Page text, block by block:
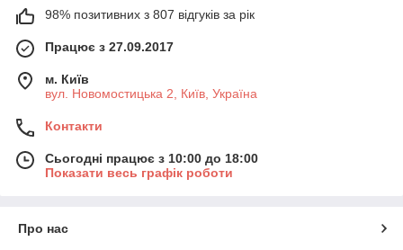
98% позитивних з 807 відгуків за рік
Працює з 27.09.2017
м. Київ
вул. Новомостицька 2, Київ, Україна
Контакти
Сьогодні працює з 10:00 до 18:00
Показати весь графік роботи
Про нас